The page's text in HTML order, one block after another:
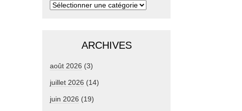
ARCHIVES
août 2026 (3)
juillet 2026 (14)
juin 2026 (19)